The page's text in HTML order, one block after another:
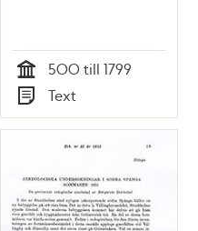
Tid
500 till 1799
Typ
Text